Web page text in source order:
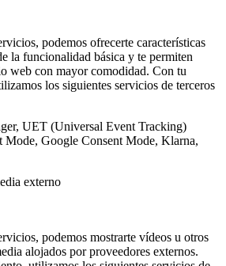
podemos ofrecerte características
la funcionalidad básica y te permiten
web con mayor comodidad. Con tu
los siguientes servicios de terceros
UET (Universal Event Tracking)
Mode, Google Consent Mode, Klarna,
externo
podemos mostrarte vídeos u otros
alojados por proveedores externos.